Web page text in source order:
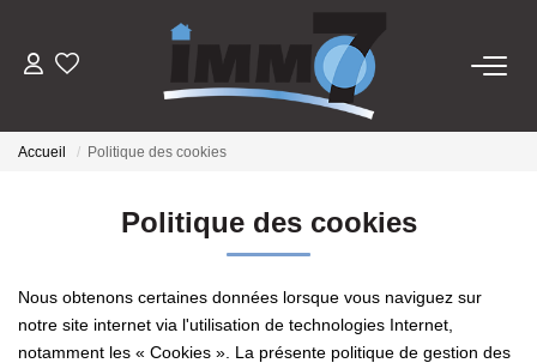
GERER
VENDRE
Accueil Politique des cookies
Politique des cookies
Nous obtenons certaines données lorsque vous naviguez sur
notre site internet via l'utilisation de technologies Internet,
notamment les « Cookies ». La présente politique de gestion des